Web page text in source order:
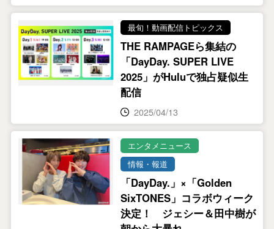
最旬！動画配信トピックス
THE RAMPAGEら集結の
「DayDay. SUPER LIVE
2025」がHuluで独占疑似生
配信
2025/04/13
エンタメニュース
情報・報道
「DayDay.」×「Golden
SixTONES」コラボウィーク
決定！ ジェシー＆田中樹が